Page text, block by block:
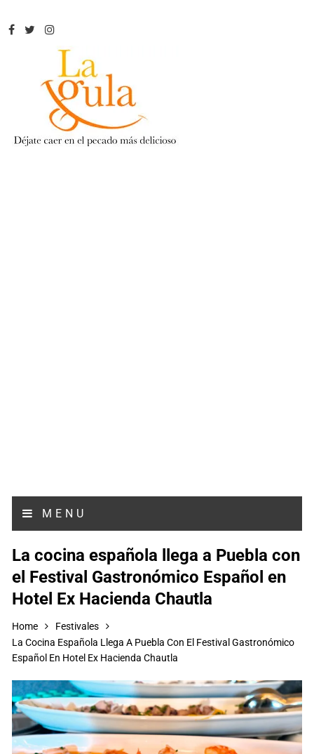
MENU
La cocina española llega a Puebla con
el Festival Gastronómico Español en
Hotel Ex Hacienda Chautla
Home
Festivales
La Cocina Española Llega A Puebla Con El Festival Gastronómico
Español En Hotel Ex Hacienda Chautla